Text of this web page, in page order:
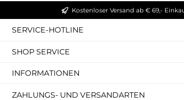
Kostenloser Versand ab € 69,-
SERVICE-HOTLINE
SHOP SERVICE
INFORMATIONEN
ZAHLUNGS- UND VERSANDARTEN